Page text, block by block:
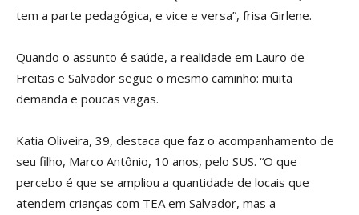
tem a parte pedagógica, e vice e versa”, frisa Girlene.
Quando o assunto é saúde, a realidade em Lauro de
Freitas e Salvador segue o mesmo caminho: muita
demanda e poucas vagas.
Katia Oliveira, 39, destaca que faz o acompanhamento de
seu filho, Marco Antônio, 10 anos, pelo SUS. “O que
percebo é que se ampliou a quantidade de locais que
atendem crianças com TEA em Salvador, mas a